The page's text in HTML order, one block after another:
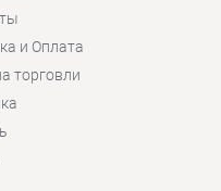
и Оплата
торговли